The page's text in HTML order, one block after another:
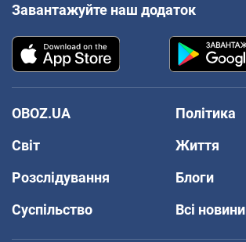
Завантажуйте наш додаток
OBOZ.UA
Політика
Світ
Життя
Розслідування
Блоги
Суспільство
Всі новини